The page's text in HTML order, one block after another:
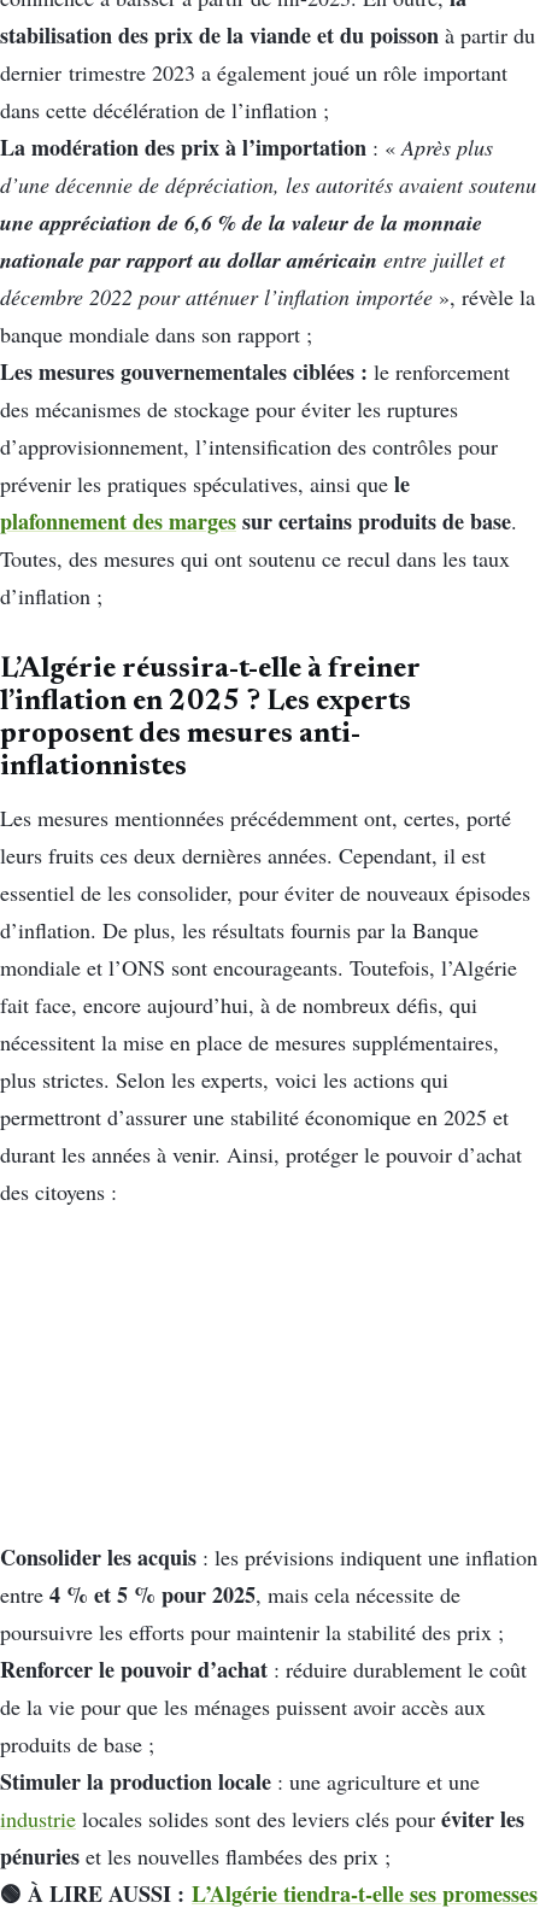
stabilisation des prix de la viande et du poisson à partir du
dernier trimestre 2023 a également joué un rôle important
dans cette décélération de l’inflation ;
La modération des prix à l’importation : «Après plus
d’une décennie de dépréciation, les autorités avaient soutenu
une appréciation de 6,6 % de la valeur de la monnaie
nationale par rapport au dollar américain entre juillet et
décembre 2022 pour atténuer l’inflation importée », révèle la
banque mondiale dans son rapport ;
Les mesures gouvernementales ciblées : le renforcement
des mécanismes de stockage pour éviter les ruptures
d’approvisionnement, l’intensification des contrôles pour
prévenir les pratiques spéculatives, ainsi que le
plafonnement des margessur certains produits de base.
Toutes, des mesures qui ont soutenu ce recul dans les taux
d’inflation ;
L’Algérie réussira-t-elle à freiner
l’inflation en 2025 ? Les experts
proposent des mesures anti-
inflationnistes
Les mesures mentionnées précédemment ont, certes, porté
leurs fruits ces deux dernières années. Cependant, il est
essentiel de les consolider, pour éviter de nouveaux épisodes
d’inflation. De plus, les résultats fournis par la Banque
mondiale et l’ONS sont encourageants. Toutefois, l’Algérie
fait face, encore aujourd’hui, à de nombreux défis, qui
nécessitent la mise en place de mesures supplémentaires,
plus strictes. Selon les experts, voici les actions qui
permettront d’assurer une stabilité économique en 2025 et
durant les années à venir. Ainsi, protéger le pouvoir d’achat
des citoyens :
Consolider les acquis : les prévisions indiquent une inflation
entre 4 % et 5 % pour 2025, mais cela nécessite de
poursuivre les efforts pour maintenir la stabilité des prix ;
Renforcer le pouvoir d’achat : réduire durablement le coût
de la vie pour que les ménages puissent avoir accès aux
produits de base ;
Stimuler la production locale : une agriculture et une
industrie locales solides sont des leviers clés pour éviter les
pénuries et les nouvelles flambées des prix ;
🟢 À LIRE AUSSI : L’Algérie tiendra-t-elle ses promesses